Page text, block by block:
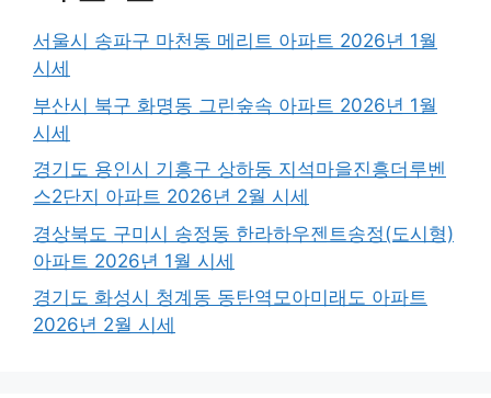
서울시 송파구 마천동 메리트 아파트 2026년 1월
시세
부산시 북구 화명동 그린숲속 아파트 2026년 1월
시세
경기도 용인시 기흥구 상하동 지석마을진흥더루벤
스2단지 아파트 2026년 2월 시세
경상북도 구미시 송정동 한라하우젠트송정(도시형)
아파트 2026년 1월 시세
경기도 화성시 청계동 동탄역모아미래도 아파트
2026년 2월 시세